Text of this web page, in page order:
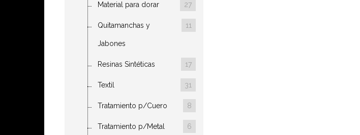
Material para dorar 27
Quitamanchas y
Jabones
11
Resinas Sintéticas 17
Textil 31
Tratamiento p/Cuero 8
Tratamiento p/Metal 6